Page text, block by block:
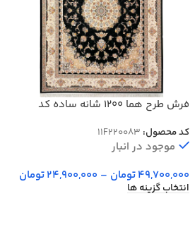
فرش طرح هما 1200 شانه ساده کد
کد محصول: 11F220083
موجود در انبار
49,700,000تومان –
24,900,000تومان
انتخاب گزینه ها